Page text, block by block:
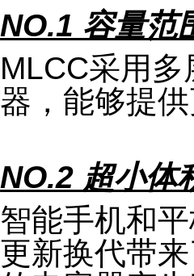
NO.1 容量
MLCC采用
器，能够提
NO.2 超小
智能手机和
更新换代带